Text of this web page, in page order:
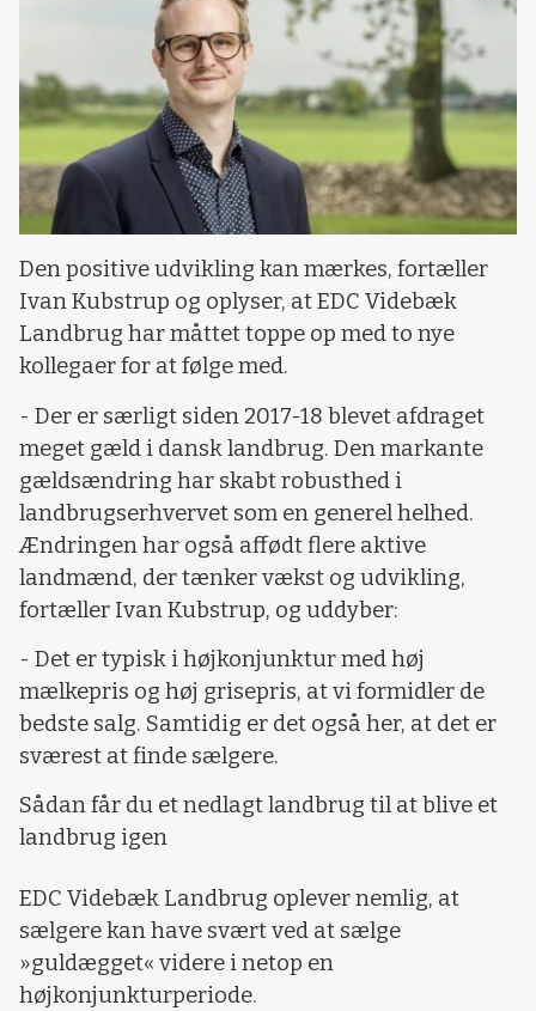
Den positive udvikling kan mærkes, fortæller
Ivan Kubstrup og oplyser, at EDC Videbæk
Landbrug har måttet toppe op med to nye
kollegaer for at følge med.
- Der er særligt siden 2017-18 blevet afdraget
meget gæld i dansk landbrug. Den markante
gældsændring har skabt robusthed i
landbrugserhvervet som en generel helhed.
Ændringen har også affødt flere aktive
landmænd, der tænker vækst og udvikling,
fortæller Ivan Kubstrup, og uddyber:
- Det er typisk i højkonjunktur med høj
mælkepris og høj grisepris, at vi formidler de
bedste salg. Samtidig er det også her, at det er
sværest at finde sælgere.
Sådan får du et nedlagt landbrug til at blive et
landbrug igen
EDC Videbæk Landbrug oplever nemlig, at
sælgere kan have svært ved at sælge
»guldægget« videre i netop en
højkonjunkturperiode.